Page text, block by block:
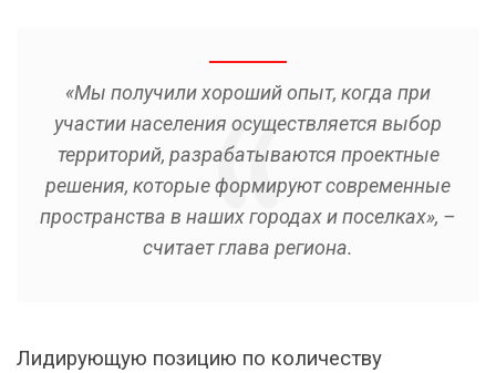
«Мы получили хороший опыт, когда при
участии населения осуществляется выбор
территорий, разрабатываются проектные
решения, которые формируют современные
пространства в наших городах и поселках», –
считает глава региона.
Лидирующую позицию по количеству